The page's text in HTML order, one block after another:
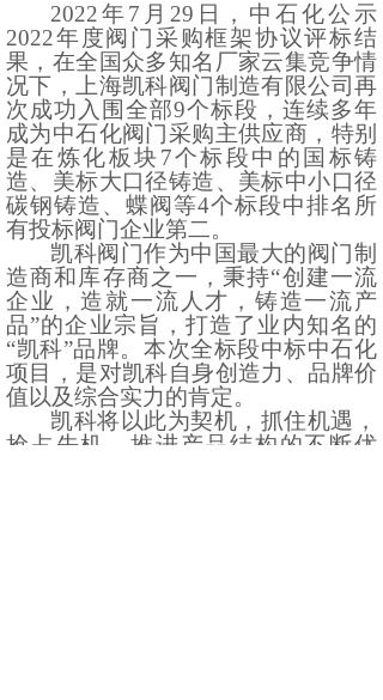
2022年7 月 29 日，中石化公示
2022年度阀门采购框架协议评标结
果，在全国众多知名厂家云集竞争情
况下，上海凯科阀门制造有限公司再
次成功入围全部9个标段，连续多年
成为中石化阀门采购主供应商，特别
是在炼化板块7个标段中的国标铸
造、美标大口径铸造、美标中小口径
碳钢铸造、蝶阀等4个标段中排名所
有投标阀门企业第二。
凯科阀门作为中国最大的阀门制
造商和库存商之一，秉持“创建一流
企业，造就一流人才，铸造一流产
品”的企业宗旨，打造了业内知名的
“凯科”品牌。本次全标段中标中石化
项目，是对凯科自身创造力、品牌价
值以及综合实力的肯定。
凯科将以此为契机，抓住机遇，
抢占先机，推进产品结构的不断优